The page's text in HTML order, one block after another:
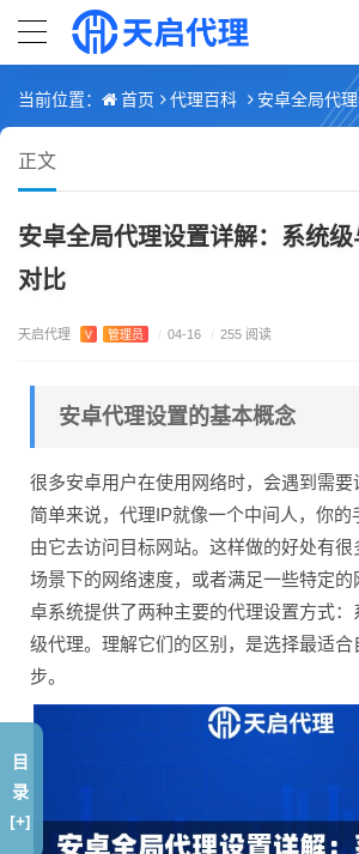
当前位置： 首页 代理百科 安卓全局代理设置详
正文
安卓全局代理设置详解：系统
对比
天启代理 V 管理员 / 04-16 / 255 阅读
安卓代理设置的基本概念
很多安卓用户在使用网络时，会遇到需要
简单来说，代理IP就像一个中间人，你的
由它去访问目标网站。这样做的好处有
场景下的网络速度，或者满足一些特定的
卓系统提供了两种主要的代理设置方式：
级代理。理解它们的区别，是选择最适
步。
目
录
[+]